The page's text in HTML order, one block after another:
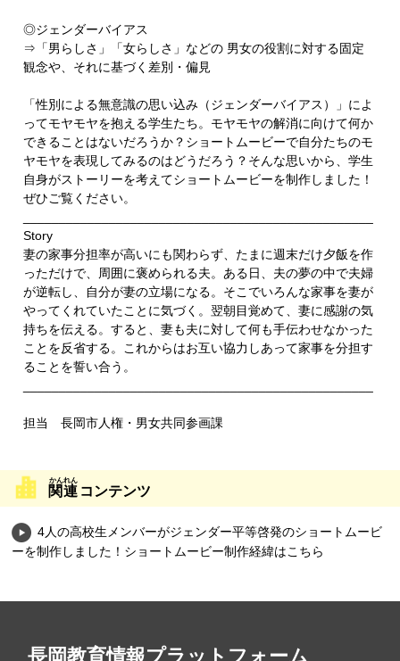
◎ジェンダーバイアス
⇒「男らしさ」「女らしさ」などの 男女の役割に対する固定
観念や、それに基づく差別・偏見
「性別による無意識の思い込み（ジェンダーバイアス）」によ
ってモヤモヤを抱える学生たち。モヤモヤの解消に向けて何か
できることはないだろうか？ショートムービーで自分たちのモ
ヤモヤを表現してみるのはどうだろう？そんな思いから、学生
自身がストーリーを考えてショートムービーを制作しました！
ぜひご覧ください。
Story
妻の家事分担率が高いにも関わらず、たまに週末だけ夕飯を作
っただけで、周囲に褒められる夫。ある日、夫の夢の中で夫婦
が逆転し、自分が妻の立場になる。そこでいろんな家事を妻が
やってくれていたことに気づく。翌朝目覚めて、妻に感謝の気
持ちを伝える。すると、妻も夫に対して何も手伝わせなかった
ことを反省する。これからはお互い協力しあって家事を分担す
ることを誓い合う。
担当 長岡市人権・男女共同参画課
関連 コンテンツ
4人の高校生メンバーがジェンダー平等啓発のショートムービ
ーを制作しました！ショートムービー制作経緯はこちら
長岡教育情報プラットフォーム